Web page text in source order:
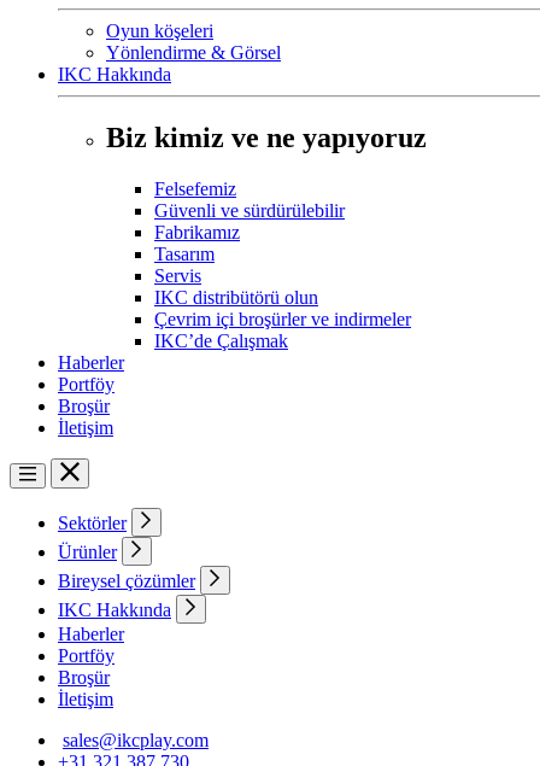
Oyun köşeleri
Yönlendirme & Görsel
IKC Hakkında
Biz kimiz ve ne yapıyoruz
Felsefemiz
Güvenli ve sürdürülebilir
Fabrikamız
Tasarım
Servis
IKC distribütörü olun
Çevrim içi broşürler ve indirmeler
IKC’de Çalışmak
Haberler
Portföy
Broşür
İletişim
Sektörler
Ürünler
Bireysel çözümler
IKC Hakkında
Haberler
Portföy
Broşür
İletişim
sales@ikcplay.com